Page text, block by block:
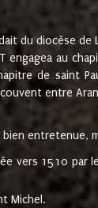
du diocèse
engagea au
de saint
entre
entretenue,
1510 par le
Michel.